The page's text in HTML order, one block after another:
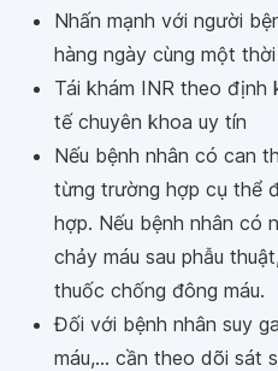
Nhấn mạnh với người
hàng ngày cùng một
Tái khám INR theo
tế chuyên khoa uy tín
Nếu bệnh nhân có can
từng trường hợp cụ thể
hợp. Nếu bệnh nhân có
chảy máu sau phẫu
thuốc chống đông máu.
Đối với bệnh nhân suy
máu,... cần theo dõi sát